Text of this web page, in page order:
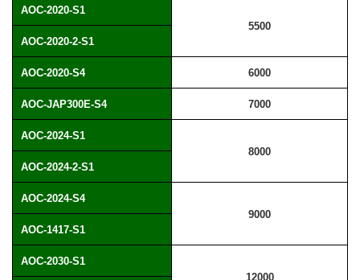
AOC-2020-S1
5500
AOC-2020-2-S1
AOC-2020-S4 6000
AOC-JAP300E-S4 7000
AOC-2024-S1
8000
AOC-2024-2-S1
AOC-2024-S4
9000
AOC-1417-S1
AOC-2030-S1
12000